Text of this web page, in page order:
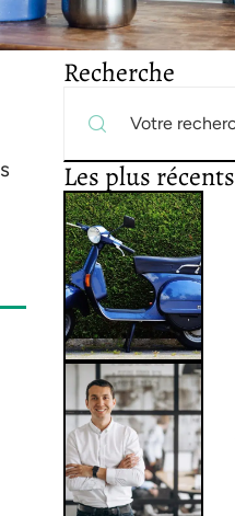
Recherche
Les plus récents